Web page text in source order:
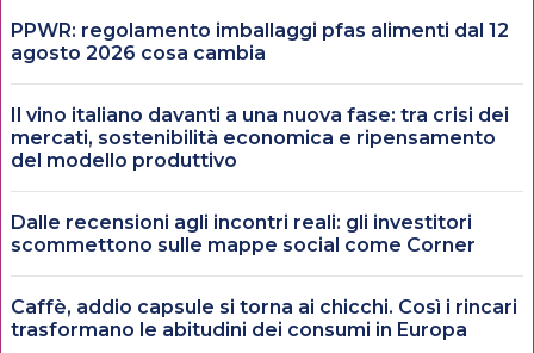
PPWR: regolamento imballaggi pfas alimenti dal 12
agosto 2026 cosa cambia
Il vino italiano davanti a una nuova fase: tra crisi dei
mercati, sostenibilità economica e ripensamento
del modello produttivo
Dalle recensioni agli incontri reali: gli investitori
scommettono sulle mappe social come Corner
Caffè, addio capsule si torna ai chicchi. Così i rincari
trasformano le abitudini dei consumi in Europa